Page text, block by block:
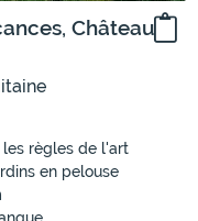
Château
les règles de l'art
en pelouse